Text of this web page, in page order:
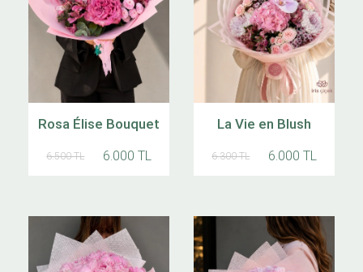
Rosa Élise Bouquet
6.500 TL 6.000 TL
La Vie en Blush
6.300 TL 6.000 TL